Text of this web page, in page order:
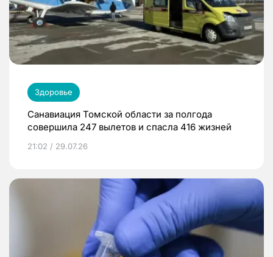
Здоровье
Санавиация Томской области за полгода
совершила 247 вылетов и спасла 416 жизней
21:02 / 29.07.26